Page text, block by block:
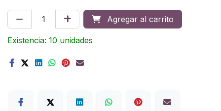
Agregar al carrito
Existencia: 10 unidades